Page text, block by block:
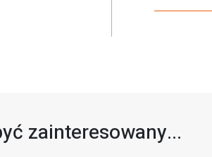
zainteresowany...